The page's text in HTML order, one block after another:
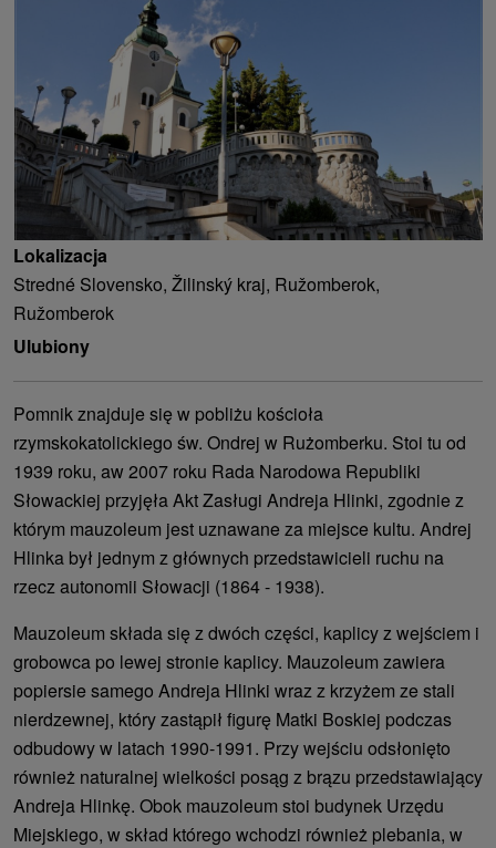
Lokalizacja
Stredné Slovensko, Žilinský kraj, Ružomberok,
Ružomberok
Ulubiony
Pomnik znajduje się w pobliżu kościoła
rzymskokatolickiego św. Ondrej w Rużomberku. Stoi tu od
1939 roku, aw 2007 roku Rada Narodowa Republiki
Słowackiej przyjęła Akt Zasługi Andreja Hlinki, zgodnie z
którym mauzoleum jest uznawane za miejsce kultu. Andrej
Hlinka był jednym z głównych przedstawicieli ruchu na
rzecz autonomii Słowacji (1864 - 1938).
Mauzoleum składa się z dwóch części, kaplicy z wejściem i
grobowca po lewej stronie kaplicy. Mauzoleum zawiera
popiersie samego Andreja Hlinki wraz z krzyżem ze stali
nierdzewnej, który zastąpił figurę Matki Boskiej podczas
odbudowy w latach 1990-1991. Przy wejściu odsłonięto
również naturalnej wielkości posąg z brązu przedstawiający
Andreja Hlinkę. Obok mauzoleum stoi budynek Urzędu
Miejskiego, w skład którego wchodzi również plebania, w